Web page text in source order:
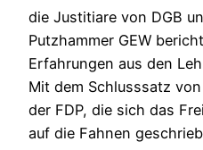
die Justitiare von DGB
Putzhammer GEW
Erfahrungen aus den
Mit dem Schlusssatz
der FDP, die sich das
auf die Fahnen